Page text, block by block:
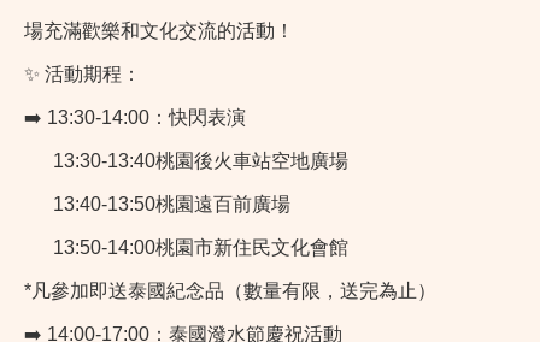
場充滿歡樂和文化交流的活動！
✨ 活動期程：
➡️ 13:30-14:00：快閃表演
13:30-13:40桃園後火車站空地廣場
13:40-13:50桃園遠百前廣場
13:50-14:00桃園市新住民文化會館
*凡參加即送泰國紀念品（數量有限，送完為止）
➡️ 14:00-17:00：泰國潑水節慶祝活動